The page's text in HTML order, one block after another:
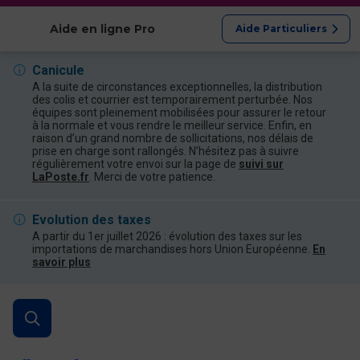
Aide en ligne Pro Aide Particuliers
Canicule
A la suite de circonstances exceptionnelles, la distribution
des colis et courrier est temporairement perturbée. Nos
équipes sont pleinement mobilisées pour assurer le retour
à la normale et vous rendre le meilleur service. Enfin, en
raison d’un grand nombre de sollicitations, nos délais de
prise en charge sont rallongés. N’hésitez pas à suivre
régulièrement votre envoi sur la page de suivi sur
LaPoste.fr . Merci de votre patience.
Evolution des taxes
A partir du 1er juillet 2026 : évolution des taxes sur les
importations de marchandises hors Union Européenne.
En
savoir plus